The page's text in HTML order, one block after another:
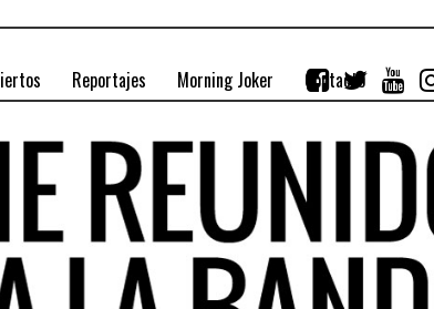
Reportajes Morning Joker Contacto